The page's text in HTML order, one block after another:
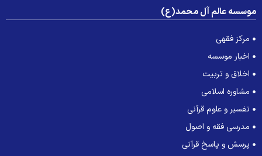
عالم آل محمد(ع)
مرکز فقهی
اخبار موسسه
اخلاق و تربیت
مشاوره اسلامی
تفسیر و علوم قرآنی
مدرسی فقه و اصول
پرسش و پاسخ قرآنی